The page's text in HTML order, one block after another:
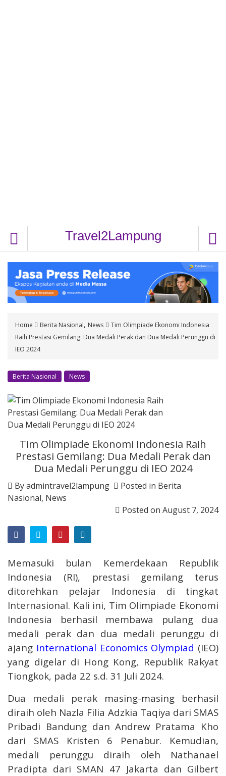
Travel2Lampung
Home Berita Nasional, News
Tim Olimpiade Ekonomi Indonesia
Raih Prestasi Gemilang: Dua Medali Perak dan Dua Medali Perunggu di
IEO 2024
Berita Nasional News
Tim Olimpiade Ekonomi Indonesia Raih
Prestasi Gemilang: Dua Medali Perak dan
Dua Medali Perunggu di IEO 2024
Byadmintravel2lampung Posted in Berita
Nasional, News
Posted on August 7, 2024
Memasuki bulan Kemerdekaan Republik
Indonesia (RI), prestasi gemilang terus
ditorehkan pelajar Indonesia di tingkat
Internasional. Kali ini, Tim Olimpiade Ekonomi
Indonesia berhasil membawa pulang dua
medali perak dan dua medali perunggu di
ajang International Economics Olympiad (IEO)
yang digelar di Hong Kong, Republik Rakyat
Tiongkok, pada 22 s.d. 31 Juli 2024.
Dua medali perak masing-masing berhasil
diraih oleh Nazla Filia Adzkia Taqiya dari SMAS
Pribadi Bandung dan Andrew Pratama Kho
dari SMAS Kristen 6 Penabur. Kemudian,
medali perunggu diraih oleh Nathanael
Pradipta dari SMAN 47 Jakarta dan Gilbert